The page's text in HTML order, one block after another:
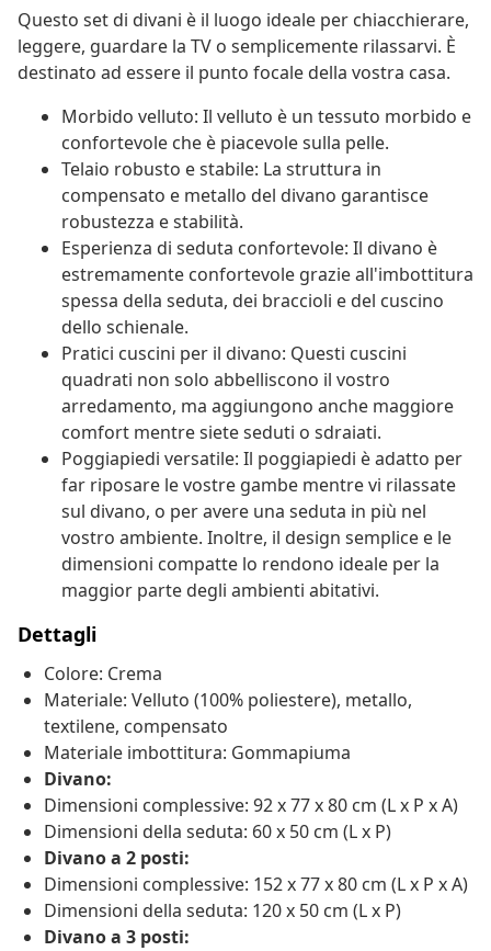
Questo set di divani è il luogo ideale per chiacchierare,
leggere, guardare la TV o semplicemente rilassarvi. È
destinato ad essere il punto focale della vostra casa.
Morbido velluto: Il velluto è un tessuto morbido e
confortevole che è piacevole sulla pelle.
Telaio robusto e stabile: La struttura in
compensato e metallo del divano garantisce
robustezza e stabilità.
Esperienza di seduta confortevole: Il divano è
estremamente confortevole grazie all'imbottitura
spessa della seduta, dei braccioli e del cuscino
dello schienale.
Pratici cuscini per il divano: Questi cuscini
quadrati non solo abbelliscono il vostro
arredamento, ma aggiungono anche maggiore
comfort mentre siete seduti o sdraiati.
Poggiapiedi versatile: Il poggiapiedi è adatto per
far riposare le vostre gambe mentre vi rilassate
sul divano, o per avere una seduta in più nel
vostro ambiente. Inoltre, il design semplice e le
dimensioni compatte lo rendono ideale per la
maggior parte degli ambienti abitativi.
Dettagli
Colore: Crema
Materiale: Velluto (100% poliestere), metallo,
textilene, compensato
Materiale imbottitura: Gommapiuma
Divano:
Dimensioni complessive: 92 x 77 x 80 cm (L x P x A)
Dimensioni della seduta: 60 x 50 cm (L x P)
Divano a 2 posti:
Dimensioni complessive: 152 x 77 x 80 cm (L x P x A)
Dimensioni della seduta: 120 x 50 cm (L x P)
Divano a 3 posti: